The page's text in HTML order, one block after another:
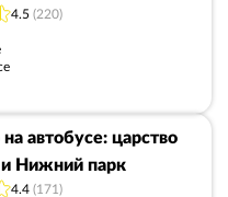
4.5 (220)
автобусе: царство
Нижний парк
4.4 (171)